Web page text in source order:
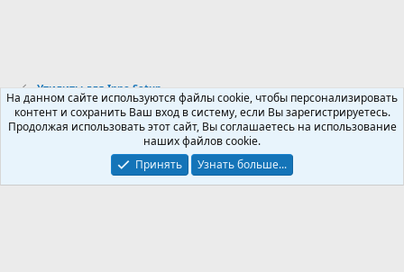
Утилиты для Inno Setup
Russian (RU)
Условия и правила
Политика конфиденциальности
Помощь
На данном сайте используются файлы cookie, чтобы персонализировать
контент и сохранить Ваш вход в систему, если Вы зарегистрируетесь.
Продолжая использовать этот сайт, Вы соглашаетесь на использование
наших файлов cookie.
Принять
Узнать больше...